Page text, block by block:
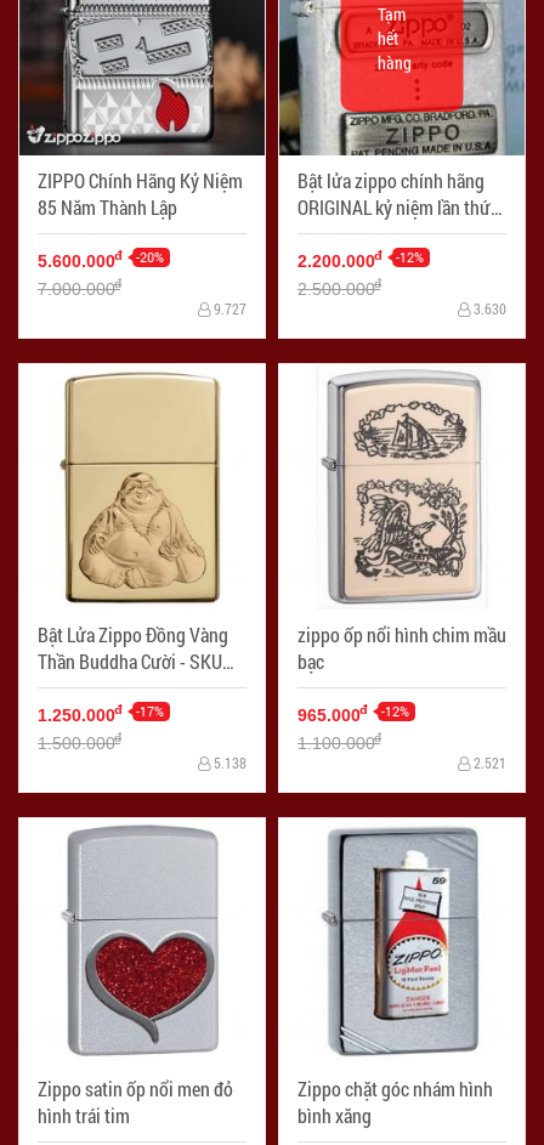
ZIPPO Chính Hãng Kỷ Niệm
85 Năm Thành Lập
5.600.000đ -20%
7.000.000đ
9.727
Bật lửa zippo chính hãng
ORIGINAL kỷ niệm lần thứ
70 Màu bạc cổ
Tạm
hết
hàng
2.200.000đ -12%
2.500.000đ
3.630
Bật Lửa Zippo Đồng Vàng
Thần Buddha Cười - SKU
29626
1.250.000đ -17%
1.500.000đ
5.138
zippo ốp nổi hình chim mầu
bạc
965.000đ -12%
1.100.000đ
2.521
Zippo satin ốp nổi men đỏ
hình trái tim
Zippo chặt góc nhám hình
bình xăng